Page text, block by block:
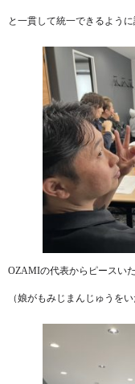
と一貫して統一できるように
OZAMIの代表からピースい
（娘がもみじまんじゅうを